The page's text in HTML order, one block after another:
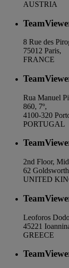
AUSTRIA
8 Rue des
75012 Paris,
FRANCE
Rua Manuel
860, 7º,
4100-320
PORTUGAL
2nd Floor,
62
UNITED
Leoforos
45221
GREECE